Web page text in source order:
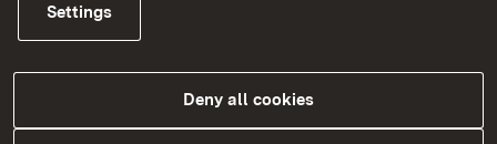
Bilgi testi için prosedür nedir?
ve ne sıklıkla tekrarlanabilir?
Settings
Deny all cookies